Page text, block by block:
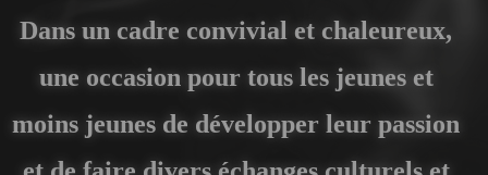
Dans un cadre convivial et chaleureux,
une occasion pour tous les jeunes et
moins jeunes de développer leur passion